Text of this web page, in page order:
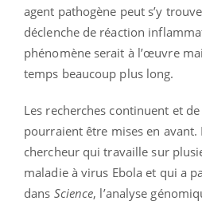
agent pathogène peut s’y
déclenche de réaction
phénomène serait à l’œuvre
temps beaucoup plus long.
Les recherches continuent et
pourraient être mises en avant.
chercheur qui travaille sur
maladie à virus Ebola et qui a
dans Science, l’analyse